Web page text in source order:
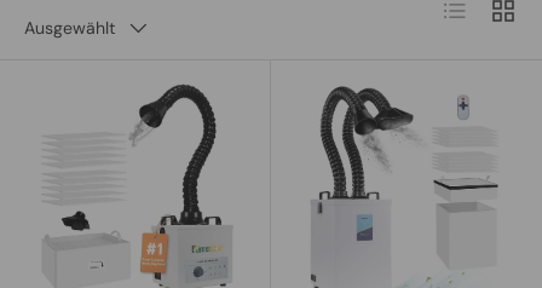
Ausgewählt